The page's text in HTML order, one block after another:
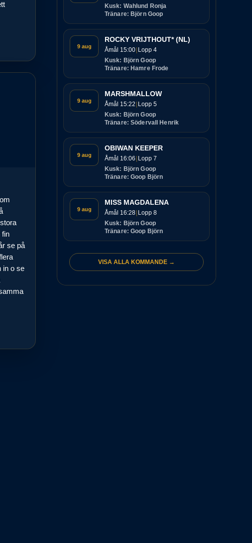
fin
se på
in o se
Kusk: Wahlund Ronja
Tränare: Björn Goop
9 aug
ROCKY VRIJTHOUT* (NL)
Åmål 15:00 Lopp 4
Kusk: Björn Goop
Tränare: Hamre Frode
9 aug
MARSHMALLOW
Åmål 15:22 Lopp 5
Kusk: Björn Goop
Tränare: Södervall Henrik
9 aug
OBIWAN KEEPER
Åmål 16:06 Lopp 7
Kusk: Björn Goop
Tränare: Goop Björn
9 aug
MISS MAGDALENA
Åmål 16:28 Lopp 8
Kusk: Björn Goop
Tränare: Goop Björn
VISA ALLA KOMMANDE →